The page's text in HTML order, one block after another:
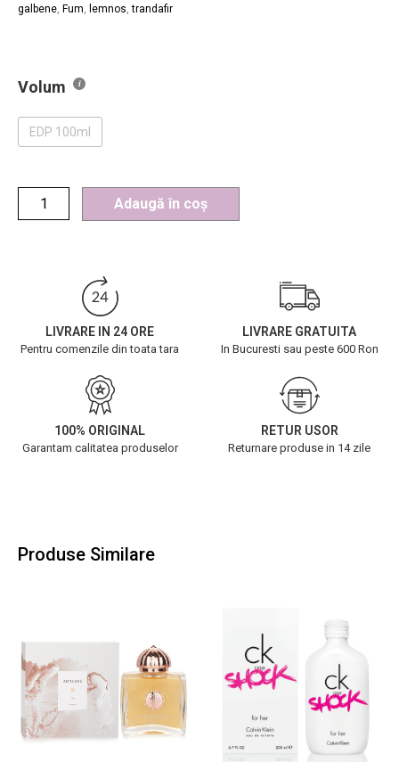
galbene Fum lemnos ,trandafir
Volum
EDP 100ml
Adaugă în coș
LIVRARE IN 24 ORE
Pentru comenzile din toata tara
LIVRARE GRATUITA
In Bucuresti sau peste 600 Ron
100% ORIGINAL
Garantam calitatea produselor
RETUR USOR
Returnare produse in 14 zile
Produse Similare